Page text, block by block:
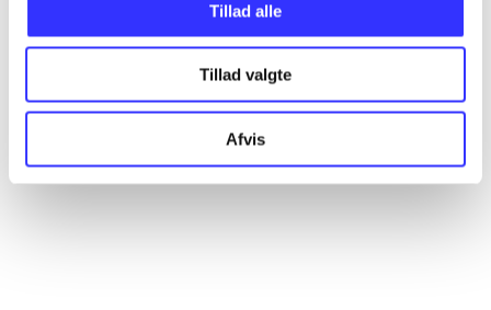
Tillad alle
Tillad valgte
Afvis